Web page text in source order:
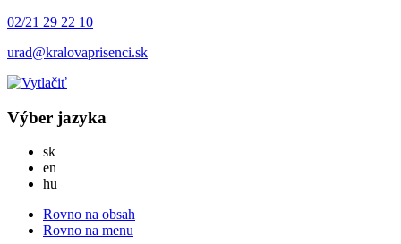
02/21 29 22 10
urad@kralovaprisenci.sk
Výber jazyka
skSlovensky
en
hu
Rovno na obsah
Rovno na menu